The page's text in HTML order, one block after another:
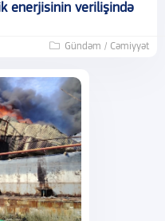
enerjisinin verilişində
Gündəm / Cəmiyyət